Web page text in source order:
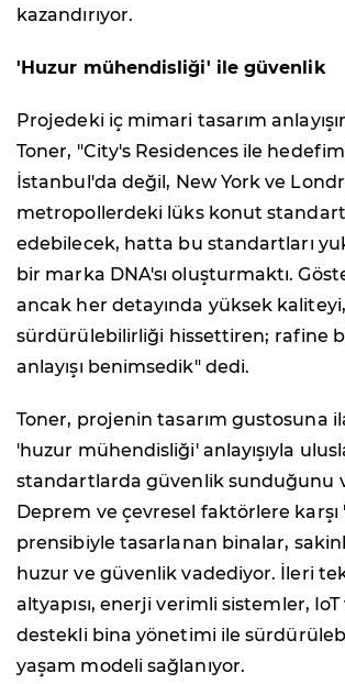
kazandırıyor.
'Huzur mühendisliği' ile güvenlik
Projedeki iç mimari tasarım
Toner, "City's Residences ile
İstanbul'da değil, New York ve
metropollerdeki lüks konut
edebilecek, hatta bu standartları
bir marka DNA'sı oluşturmaktı.
ancak her detayında yüksek
sürdürülebilirliği hissettiren; rafine
anlayışı benimsedik" dedi.
Toner, projenin tasarım gustosuna
'huzur mühendisliği' anlayışıyla
standartlarda güvenlik sunduğunu
Deprem ve çevresel faktörlere karşı
prensibiyle tasarlanan binalar,
huzur ve güvenlik vadediyor. İleri
altyapısı, enerji verimli sistemler,
destekli bina yönetimi ile
yaşam modeli sağlanıyor.